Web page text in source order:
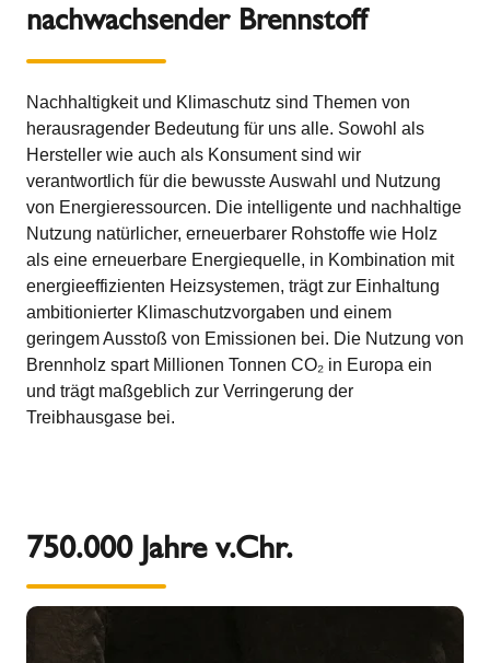
nachwachsender Brennstoff
Nachhaltigkeit und Klimaschutz sind Themen von
herausragender Bedeutung für uns alle. Sowohl als
Hersteller wie auch als Konsument sind wir
verantwortlich für die bewusste Auswahl und Nutzung
von Energieressourcen. Die intelligente und nachhaltige
Nutzung natürlicher, erneuerbarer Rohstoffe wie Holz
als eine erneuerbare Energiequelle, in Kombination mit
energieeffizienten Heizsystemen, trägt zur Einhaltung
ambitionierter Klimaschutzvorgaben und einem
geringem Ausstoß von Emissionen bei. Die Nutzung von
Brennholz spart Millionen Tonnen CO₂ in Europa ein
und trägt maßgeblich zur Verringerung der
Treibhausgase bei.
750.000 Jahre v.Chr.